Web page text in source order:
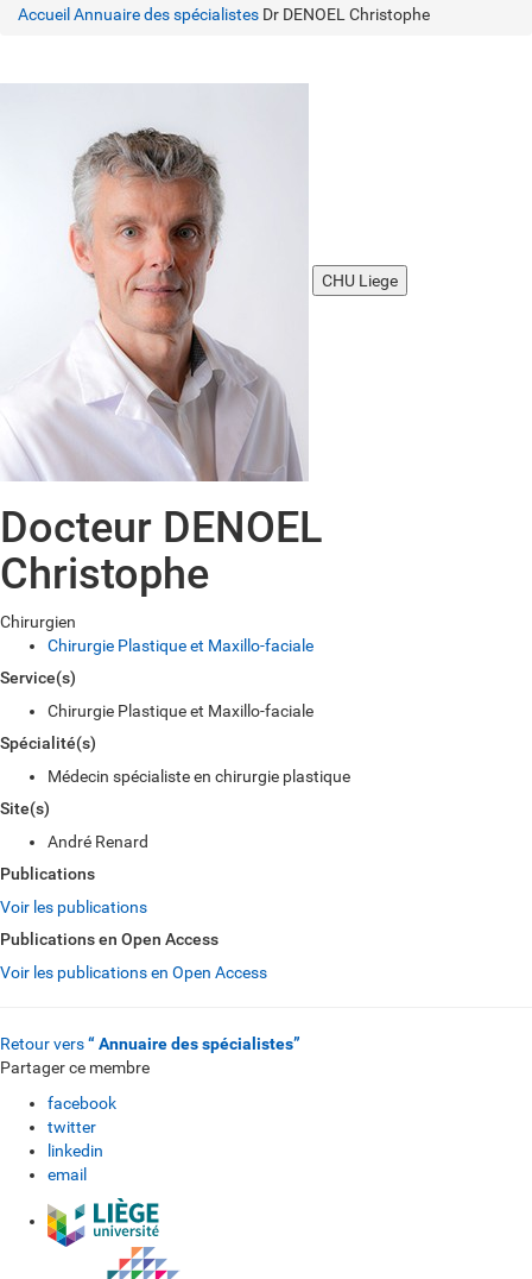
Accueil Annuaire des spécialistes Dr DENOEL Christophe
CHU Liege
Docteur DENOEL
Christophe
Chirurgien
Chirurgie Plastique et Maxillo-faciale
Service(s)
Chirurgie Plastique et Maxillo-faciale
Spécialité(s)
Médecin spécialiste en chirurgie plastique
Site(s)
André Renard
Publications
Voir les publications
Publications en Open Access
Voir les publications en Open Access
Retour vers“ Annuaire des spécialistes”
Partager ce membre
facebook
twitter
linkedin
email